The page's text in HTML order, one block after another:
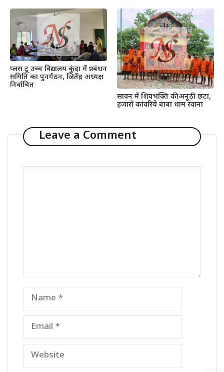
प्लस टू उच्च विद्यालय कुंदा में प्रबंधन
समिति का पुनर्गठन, जितेंद्र अध्यक्ष
निर्वाचित
सावन में शिवभक्ति की अनूठी छटा,
हजारों कांवरिये बाबा धाम रवाना
Leave a Comment
Name
Email
Website